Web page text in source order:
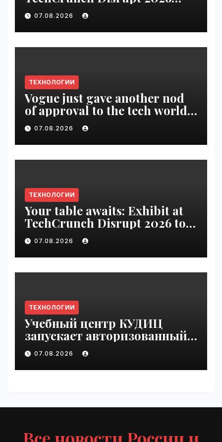
pass until tomorrow |
VseTime.ru
07.08.2026
ТЕХНОЛОГИИ
Vogue just gave another nod
of approval to the tech world |
VseTime.ru
07.08.2026
ТЕХНОЛОГИИ
Your table awaits: Exhibit at
TechCrunch Disrupt 2026 to
be seen by thousands |
VseTime.ru
07.08.2026
ТЕХНОЛОГИИ
Учебный центр КУДИЦ
запускает авторизованный
курс по
администрированию Mind
Migrate#guest | VseTime.ru
07.08.2026